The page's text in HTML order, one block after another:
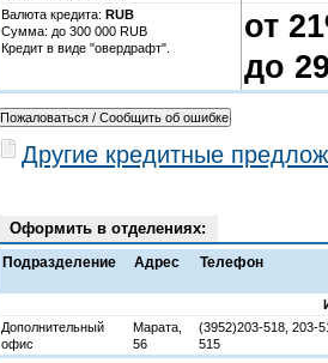
Валюта кредита: RUB
Cумма: до 300 000 RUB
Кредит в виде "овердрафт".
от
до
Другие кредитные
Оформить в отделениях:
Подразделение Адрес Телефон
Дополнительный
офис
Марата,
56
(3952)203-518, 203-
515